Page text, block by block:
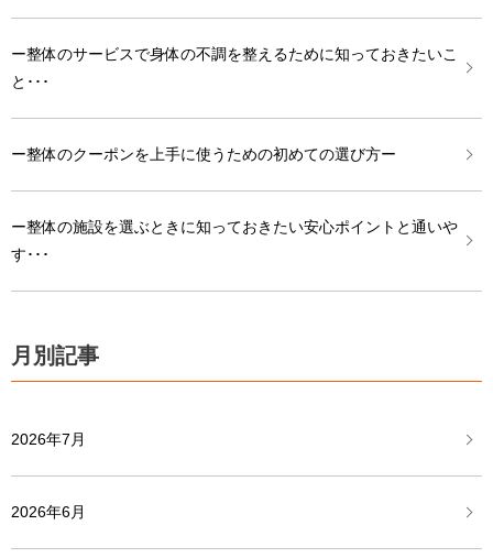
ー整体のサービスで身体の不調を整えるために知っておきたいこ
と･･･
ー整体のクーポンを上手に使うための初めての選び方ー
ー整体の施設を選ぶときに知っておきたい安心ポイントと通いや
す･･･
月別記事
2026年7月
2026年6月